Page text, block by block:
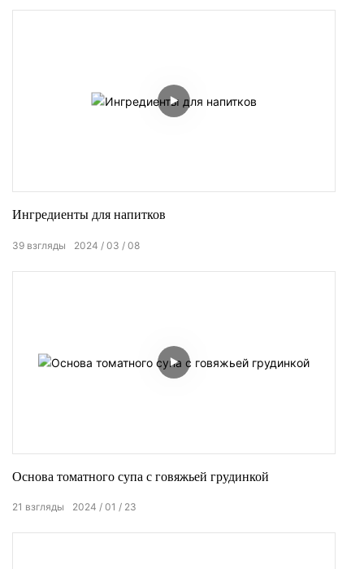
Ингредиенты для напитков
2024 03 08
39 взгляды
Основа томатного супа с говяжьей грудинкой
2024 01 23
21 взгляды